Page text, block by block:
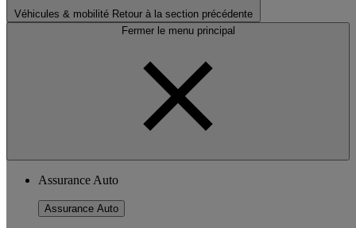
Véhicules & mobilité Retour à la section précédente
Fermer le menu principal
Assurance Auto
Assurance Auto